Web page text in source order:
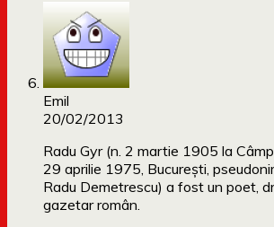
Emil
20/02/2013
Radu Gyr (n. 2 martie 1905 la
29 aprilie 1975, București,
Radu Demetrescu) a fost un poet,
gazetar român.